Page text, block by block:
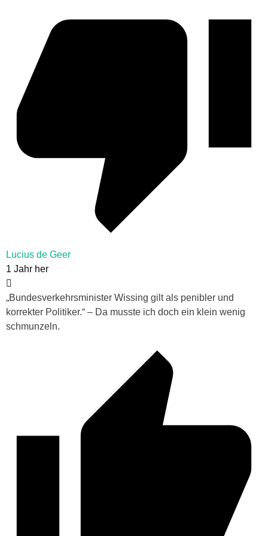
Lucius de Geer
1 Jahr her
„Bundesverkehrsminister Wissing gilt als penibler und
korrekter Politiker.“ – Da musste ich doch ein klein wenig
schmunzeln.